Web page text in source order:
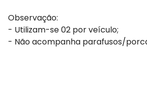
Observação:
- Utilizam-se 02 por veículo;
- Não acompanha parafusos/